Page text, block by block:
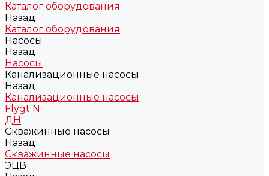
Каталог оборудования
Назад
Каталог оборудования
Насосы
Назад
Насосы
Канализационные насосы
Назад
Канализационные насосы
Flygt N
ДН
Скважинные насосы
Назад
Скважинные насосы
ЭЦВ